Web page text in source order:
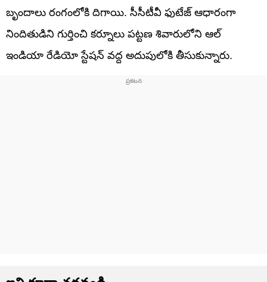
బృందాలు రంగంలోకి దిగాయి. సీసీటీవీ ఫుటేజ్ ఆధారంగా
నిందితుడిని గుర్తించి కర్నూలు పట్టణ శివారులోని ఆల్
ఇండియా రేడియో స్టేషన్ వద్ద అదుపులోకి తీసుకున్నారు.